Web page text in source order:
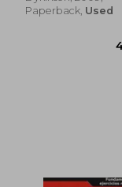
Paperback, Used